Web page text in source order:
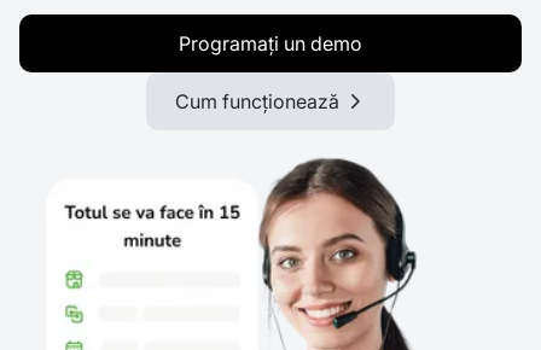
Programați un demo
Cum funcționează